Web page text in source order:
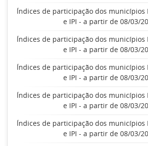
Índices de participação dos municípios
e IPI - a partir de 08/03/
Índices de participação dos municípios
e IPI - a partir de 08/03/
Índices de participação dos municípios
e IPI - a partir de 08/03/
Índices de participação dos municípios
e IPI - a partir de 08/03/
Índices de participação dos municípios
e IPI - a partir de 08/03/